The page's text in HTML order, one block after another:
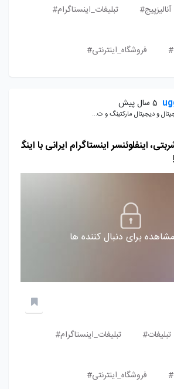
آنالیزپیج# تبلیغات_اینستاگرام#
فروشگاه_اینترنتی#
5 سال پیش
و دیجیتال مارکتینگ و ت...
اینفلوئنسر اینستاگرام ایرانی با اینگ
برای دنبال کننده ها
تبلیغات# تبلیغات_اینستاگرام#
فروشگاه_اینترنتی#